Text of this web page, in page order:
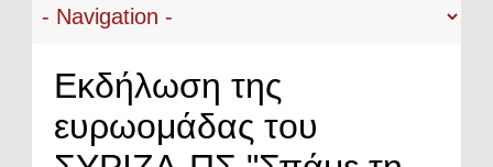
Εκδήλωση της
ευρωομάδας του